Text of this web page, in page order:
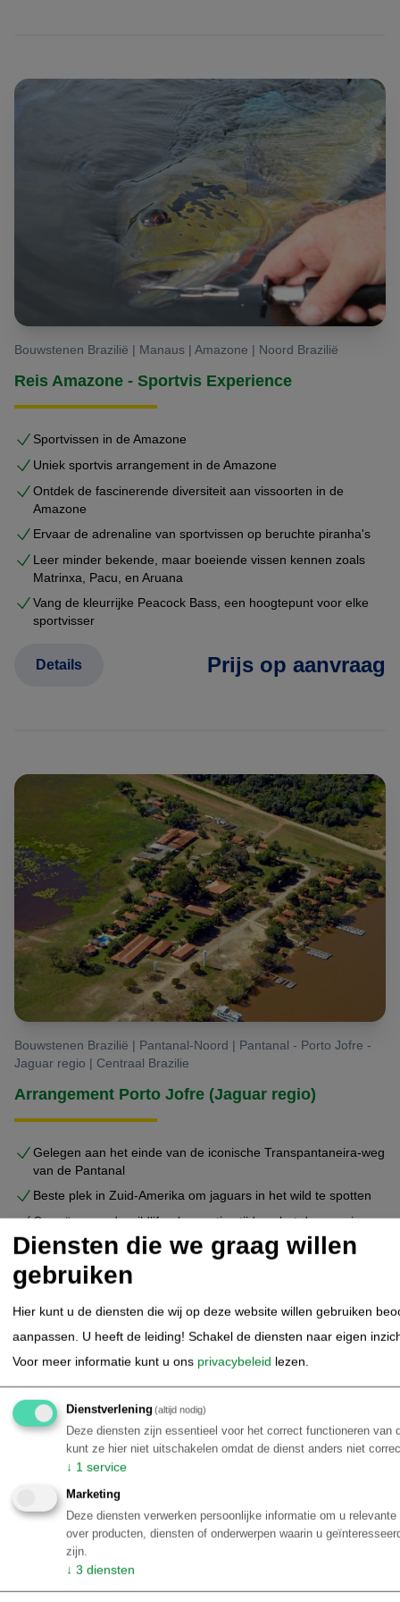
Bouwstenen Brazilië | Manaus | Amazone | Noord Brazilië
Reis Amazone - Sportvis Experience
Sportvissen in de Amazone
Uniek sportvis arrangement in de Amazone
Ontdek de fascinerende diversiteit aan vissoorten in de
Amazone
Ervaar de adrenaline van sportvissen op beruchte piranha's
Leer minder bekende, maar boeiende vissen kennen zoals
Matrinxa, Pacu, en Aruana
Vang de kleurrijke Peacock Bass, een hoogtepunt voor elke
sportvisser
Prijs op aanvraag
Details
Bouwstenen Brazilië | Pantanal-Noord | Pantanal - Porto Jofre -
Jaguar regio | Centraal Brazilie
Arrangement Porto Jofre (Jaguar regio)
Gelegen aan het einde van de iconische Transpantaneira-weg
van de Pantanal
Beste plek in Zuid-Amerika om jaguars in het wild te spotten
Ongeëvenaarde wildlife-observaties tijdens het droge seizoen
(juni – oktober)
Accommodaties in diverse comfortniveaus, midden in de
natuur
Combineerbaar met Nobres en Chapada dos Guimarães voor
Prijs op aanvraag
Details
Diensten die we graag willen
gebruiken
Hier kunt u de diensten die wij op deze website willen gebruiken
aanpassen. U heeft de leiding! Schakel de diensten naar eigen
Voor meer informatie kunt u ons privacybeleid lezen.
Dienstverlening(altijd nodig)
Deze diensten zijn essentieel voor het correct functioneren van
kunt ze hier niet uitschakelen omdat de dienst anders niet
↓ 1 service
Marketing
Deze diensten verwerken persoonlijke informatie om u
over producten, diensten of onderwerpen waarin u
zijn.
↓ 3 diensten